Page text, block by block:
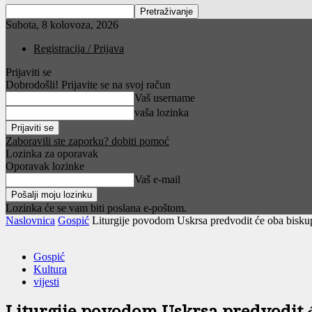
Subota, 8 kolovoza, 2026
Registracija / Prijava
Prijaviti se
Dobrodošli! Prijavite se na svoj račun
Vaš username
vaša lozinka
Zaboravili ste zaporku? dobiti pomoć
Lozinka za oporavak
Oporavak lozinke
Vaš e-mail
Lozinka će se vam biti poslana e-poštom.
Naslovnica Gospić Liturgije povodom Uskrsa predvodit će oba
Gospić
Kultura
vijesti